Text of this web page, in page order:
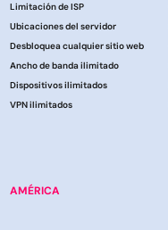
Limitación de ISP
Ubicaciones del servidor
Desbloquea cualquier sitio web
Ancho de banda ilimitado
Dispositivos ilimitados
VPN ilimitados
AMÉRICA